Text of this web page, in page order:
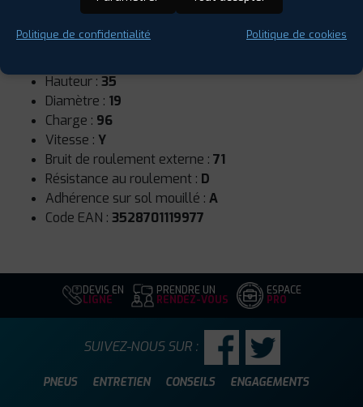
Runflat :Non
Hauteur : 35
Diamètre : 19
Charge : 96
Vitesse : Y
Bruit de roulement externe : 71
Résistance au roulement : D
Adhérence sur sol mouillé : A
Code EAN : 3528701119977
DEVIS EN
LIGNE
PRENDRE UN
RENDEZ-VOUS
ESPACE
PRO
PNEUS ENTRETIEN CONSEILS ENGAGEMENTS
SUIVEZ-NOUS SUR :
Politique de confidentialité Politique de cookies